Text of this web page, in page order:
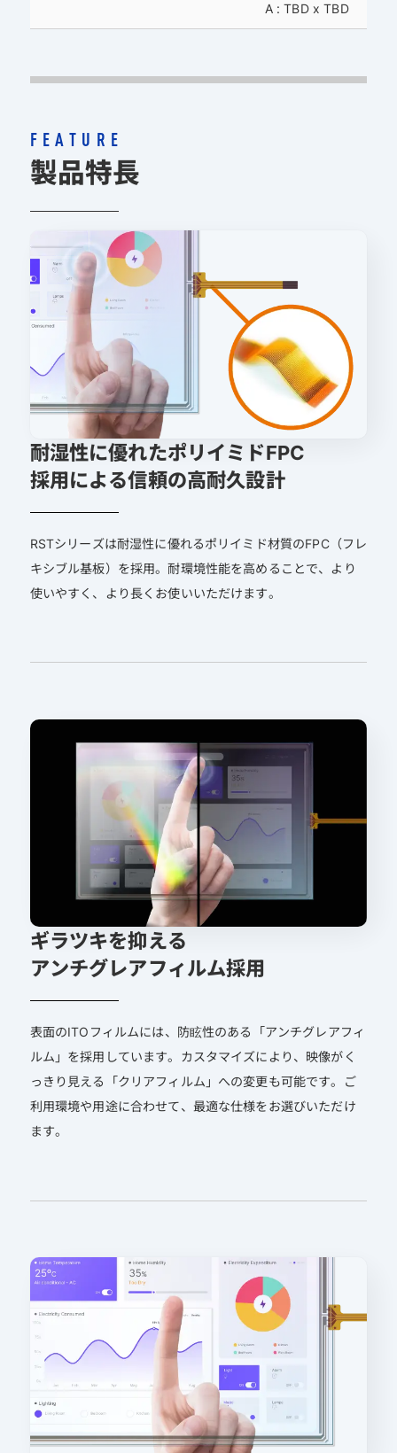
A : TBD x TBD
FEATURE
製品特長
耐湿性に優れたポリイミドFPC
採用による信頼の高耐久設計
RSTシリーズは耐湿性に優れるポリイミド材質のFPC（フレ
キシブル基板）を採用。耐環境性能を高めることで、より
使いやすく、より長くお使いいただけます。
ギラツキを抑える
アンチグレアフィルム採用
表面のITOフィルムには、防眩性のある「アンチグレアフィ
ルム」を採用しています。カスタマイズにより、映像がく
っきり見える「クリアフィルム」への変更も可能です。ご
利用環境や用途に合わせて、最適な仕様をお選びいただけ
ます。